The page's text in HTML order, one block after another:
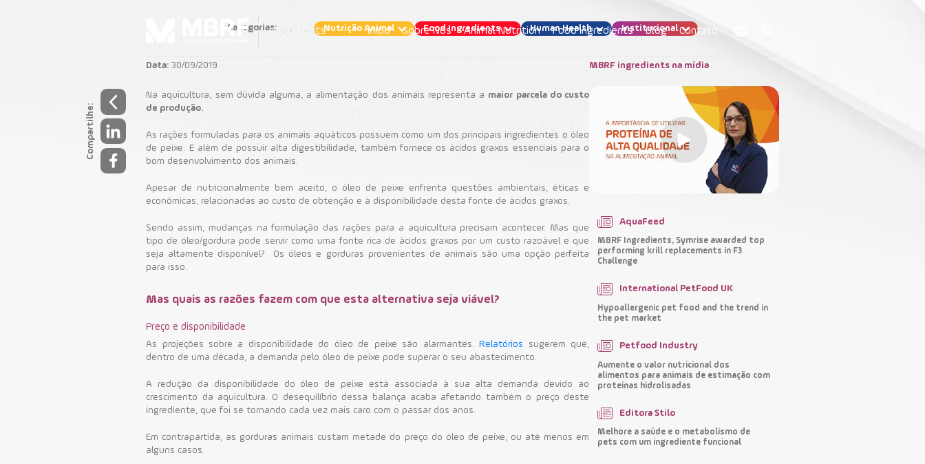
Início Sobre Nós Animal Nutrition Food Ingredients Blog Contato
Aquicultura: por que substituir o óleo de peixe pelo óleo de animais?
Categorias: Nutrição Animal Food Ingredients Human Health Institucional
Data: 30/09/2019
Na aquicultura, sem dúvida alguma, a alimentação dos animais representa a maior parcela do custo
de produção.
As rações formuladas para os animais aquáticos possuem como um dos principais ingredientes o óleo
de peixe. E além de possuir alta digestibilidade, também fornece os ácidos graxos essenciais para o
bom desenvolvimento dos animais.
Apesar de nutricionalmente bem aceito, o óleo de peixe enfrenta questões ambientais, éticas e
econômicas, relacionadas ao custo de obtenção e à disponibilidade desta fonte de ácidos graxos.
Sendo assim, mudanças na formulação das rações para a aquicultura precisam acontecer. Mas que
tipo de óleo/gordura pode servir como uma fonte rica de ácidos graxos por um custo razoável e que
seja altamente disponível?
Os óleos e gorduras provenientes de animais são uma opção perfeita
para isso.
Mas quais as razões fazem com que esta alternativa seja viável?
Preço e disponibilidade
As projeções sobre a disponibilidade do óleo de peixe são alarmantes.Relatórios sugerem que,
dentro de uma década, a demanda pelo óleo de peixe pode superar o seu abastecimento.
A redução da disponibilidade do óleo de peixe está associada à sua alta demanda devido ao
crescimento da aquicultura. O desequilíbrio dessa balança acaba afetando também o preço deste
ingrediente, que foi se tornando cada vez mais caro com o passar dos anos.
Em contrapartida, as gorduras animais custam metade do preço do óleo de peixe, ou até menos em
alguns casos.
Compartilhe:
MBRF ingredients na mídia
AquaFeed
MBRF Ingredients, Symrise awarded top
performing krill replacements in F3
Challenge
International PetFood UK
Hypoallergenic pet food and the trend in
the pet market
Petfood Industry
Aumente o valor nutricional dos
alimentos para animais de estimação com
proteínas hidrolisadas
Editora Stilo
Melhore a saúde e o metabolismo de
pets com um ingrediente funcional